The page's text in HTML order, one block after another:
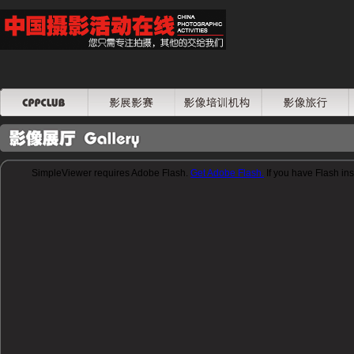
SimpleViewer requires Adobe Flash. Get Adobe Flash. If you have Flash